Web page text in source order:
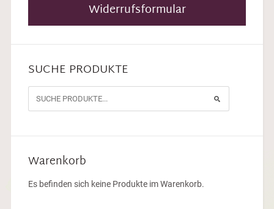
Widerrufsformular
SUCHE PRODUKTE
Warenkorb
Es befinden sich keine Produkte im Warenkorb.